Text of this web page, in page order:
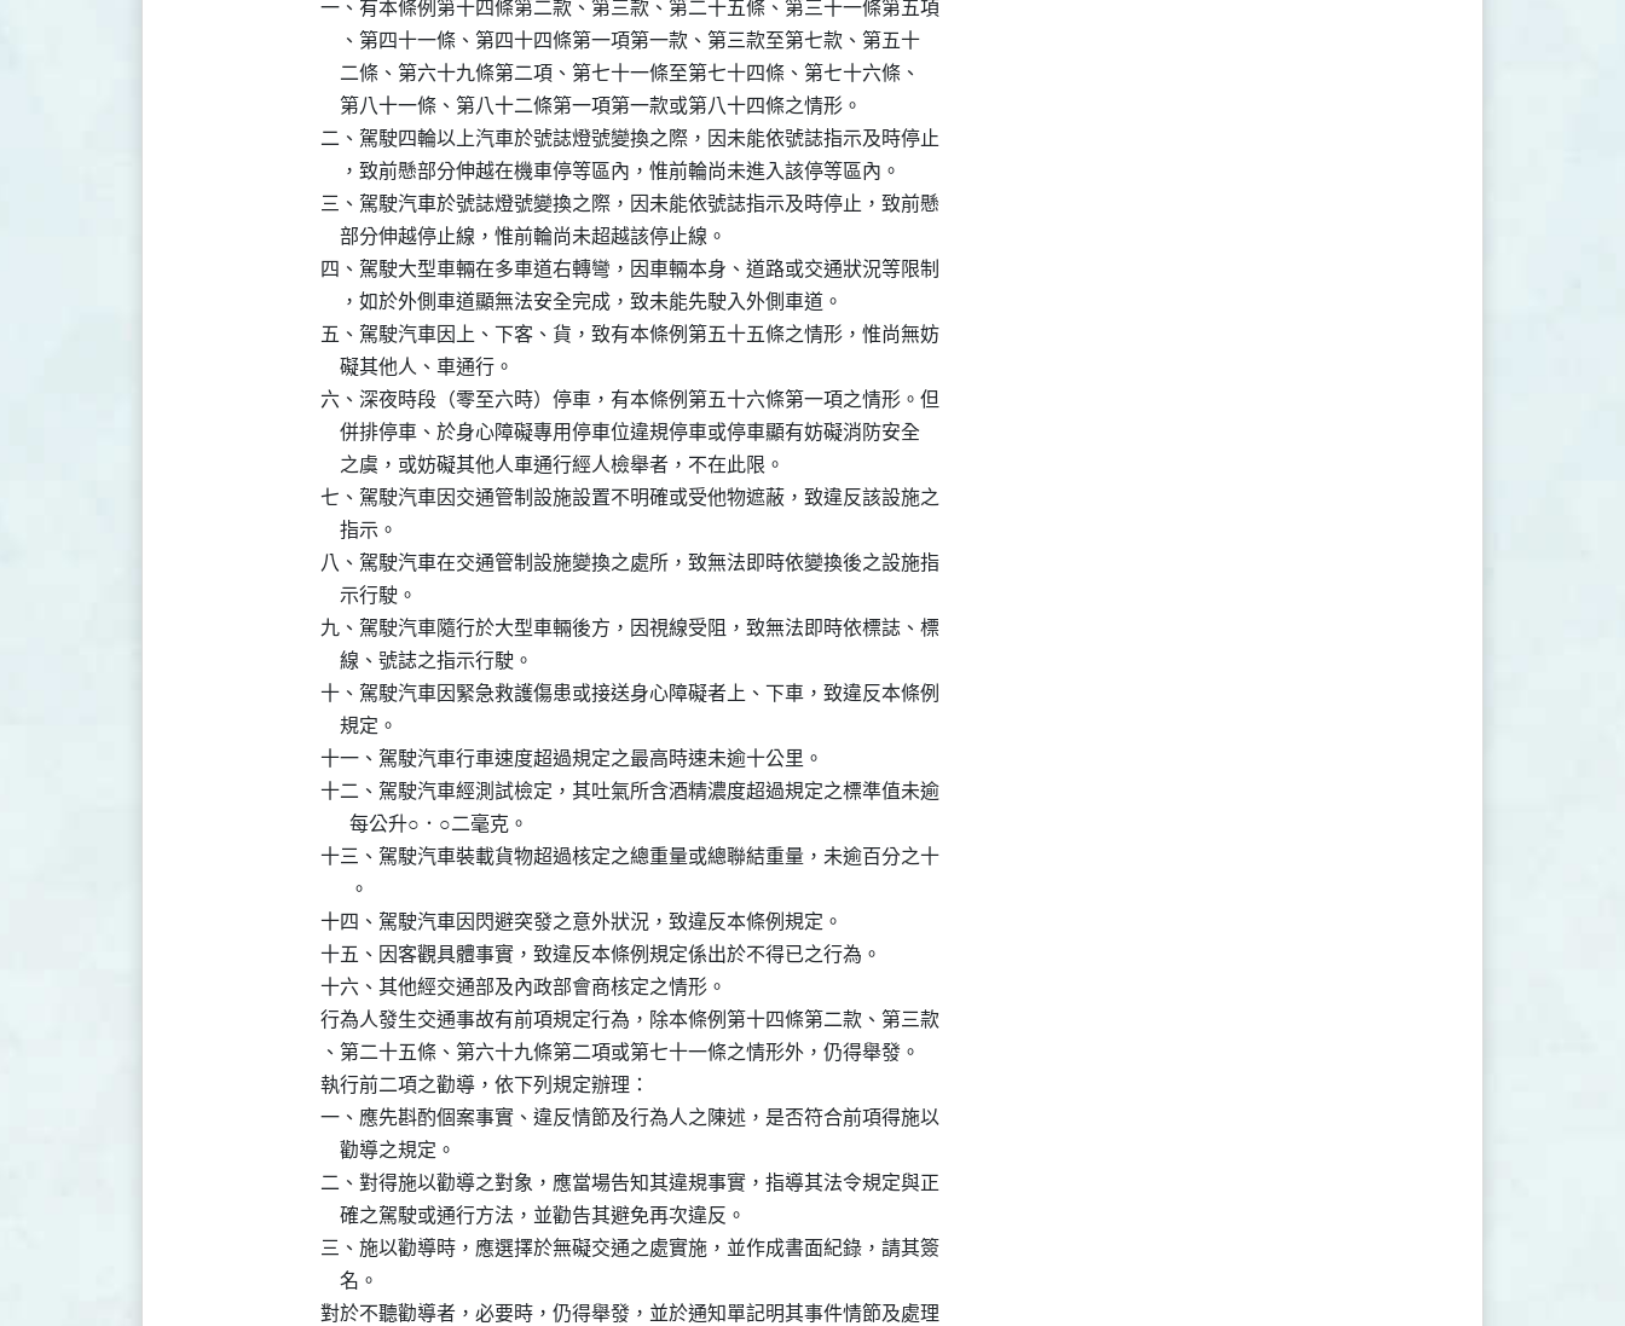
一、有本條例第十四條第二款、第三款、第二十五條、第三十一條第五項
    、第四十一條、第四十四條第一項第一款、第三款至第七款、第五十
    二條、第六十九條第二項、第七十一條至第七十四條、第七十六條、
    第八十一條、第八十二條第一項第一款或第八十四條之情形。
二、駕駛四輪以上汽車於號誌燈號變換之際，因未能依號誌指示及時停止
    ，致前懸部分伸越在機車停等區內，惟前輪尚未進入該停等區內。
三、駕駛汽車於號誌燈號變換之際，因未能依號誌指示及時停止，致前懸
    部分伸越停止線，惟前輪尚未超越該停止線。
四、駕駛大型車輛在多車道右轉彎，因車輛本身、道路或交通狀況等限制
    ，如於外側車道顯無法安全完成，致未能先駛入外側車道。
五、駕駛汽車因上、下客、貨，致有本條例第五十五條之情形，惟尚無妨
    礙其他人、車通行。
六、深夜時段（零至六時）停車，有本條例第五十六條第一項之情形。但
    併排停車、於身心障礙專用停車位違規停車或停車顯有妨礙消防安全
    之虞，或妨礙其他人車通行經人檢舉者，不在此限。
七、駕駛汽車因交通管制設施設置不明確或受他物遮蔽，致違反該設施之
    指示。
八、駕駛汽車在交通管制設施變換之處所，致無法即時依變換後之設施指
    示行駛。
九、駕駛汽車隨行於大型車輛後方，因視線受阻，致無法即時依標誌、標
    線、號誌之指示行駛。
十、駕駛汽車因緊急救護傷患或接送身心障礙者上、下車，致違反本條例
    規定。
十一、駕駛汽車行車速度超過規定之最高時速未逾十公里。
十二、駕駛汽車經測試檢定，其吐氣所含酒精濃度超過規定之標準值未逾
      每公升○．○二毫克。
十三、駕駛汽車裝載貨物超過核定之總重量或總聯結重量，未逾百分之十
      。
十四、駕駛汽車因閃避突發之意外狀況，致違反本條例規定。
十五、因客觀具體事實，致違反本條例規定係出於不得已之行為。
十六、其他經交通部及內政部會商核定之情形。
行為人發生交通事故有前項規定行為，除本條例第十四條第二款、第三款
、第二十五條、第六十九條第二項或第七十一條之情形外，仍得舉發。
執行前二項之勸導，依下列規定辦理：
一、應先斟酌個案事實、違反情節及行為人之陳述，是否符合前項得施以
    勸導之規定。
二、對得施以勸導之對象，應當場告知其違規事實，指導其法令規定與正
    確之駕駛或通行方法，並勸告其避免再次違反。
三、施以勸導時，應選擇於無礙交通之處實施，並作成書面紀錄，請其簽
    名。
對於不聽勸導者，必要時，仍得舉發，並於通知單記明其事件情節及處理